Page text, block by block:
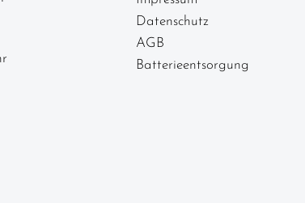
Datenschutz
AGB
Batterieentsorgung